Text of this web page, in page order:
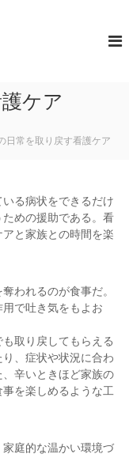
ケア
日常を取り戻す看護ケア
る病状をできるだけ
めの援助である。看
と家族との時間を楽
われるのが食事だ。
で吐き気をもよお
取り戻してもらえる
、症状や状況に合わ
辛いときほど家族の
を楽しめるような工
庭的な温かい環境づ